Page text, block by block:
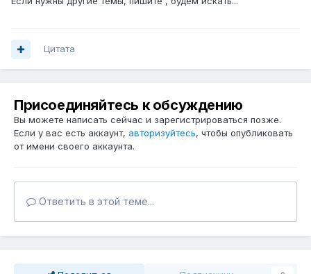
Цитата
Присоединяйтесь к обсуждению
Вы можете написать сейчас и зарегистрироваться позже.
Если у вас есть аккаунт, авторизуйтесь, чтобы опубликовать
от имени своего аккаунта.
Ответить в этой теме...